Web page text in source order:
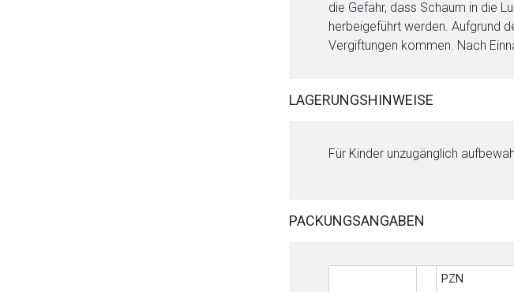
die Gefahr, dass Schaum in die
herbeigeführt werden. Aufgrund
Vergiftungen kommen. Nach
LAGERUNGSHINWEISE
Für Kinder unzugänglich
PACKUNGSANGABEN
PZN